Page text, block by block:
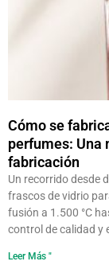
Cómo se
perfumes: Una
fabricación
Un recorrido desde
frascos de vidrio
fusión a 1.500 °C
control de calidad y
Leer Más "